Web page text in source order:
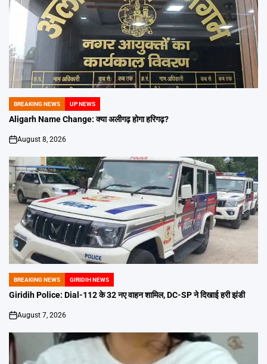
POSTED
IN
BREAKING NEWS UP NEWS
Aligarh Name Change: क्या अलीगढ़ होगा हरिगढ़?
on
August 8, 2026
POSTED
IN
BREAKING NEWS GIRIDIH NEWS
Giridih Police: Dial-112 के 32 नए वाहन शामिल, DC-SP ने दिखाई हरी झंडी
on
August 7, 2026